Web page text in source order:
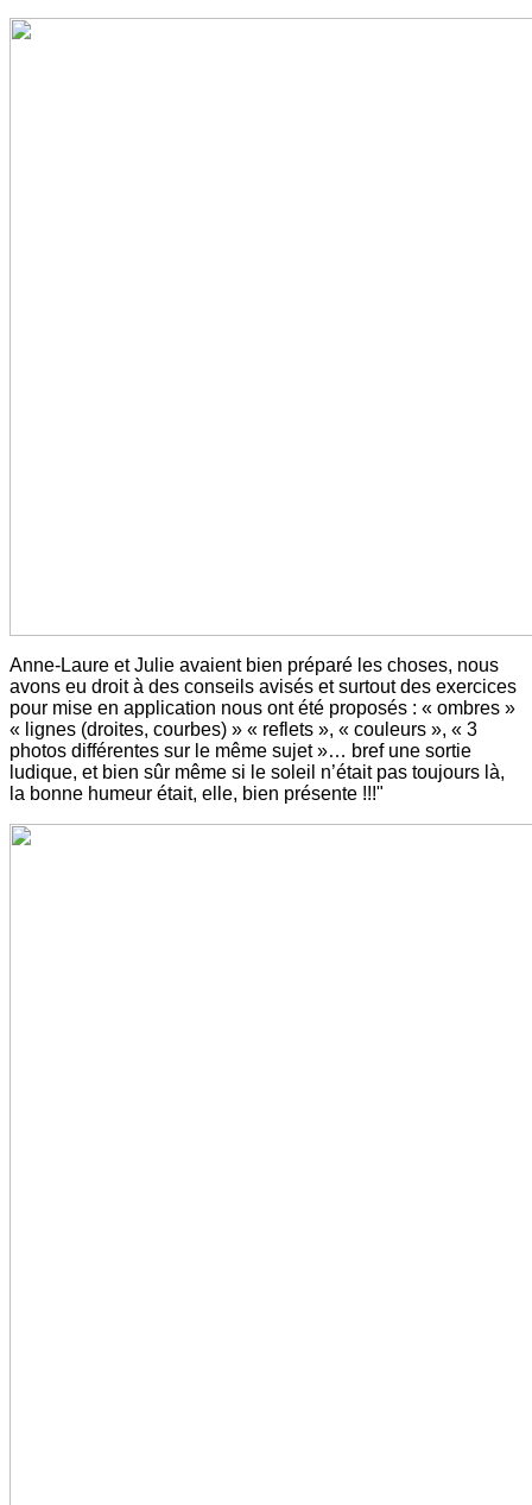
Anne-Laure et Julie avaient bien préparé les choses, nous
avons eu droit à des conseils avisés et surtout des exercices
pour mise en application nous ont été proposés : « ombres »
« lignes (droites, courbes) » « reflets », « couleurs », « 3
photos différentes sur le même sujet »… bref une sortie
ludique, et bien sûr même si le soleil n’était pas toujours là,
la bonne humeur était, elle, bien présente !!!"